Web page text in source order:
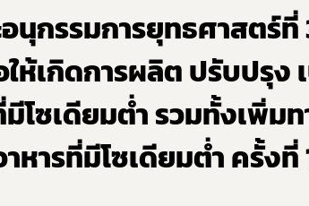
3. โครงสร้างหน่วยงาน
4. ข้อมูลผู้บริหาร
คำสั่งมอบอำนาจรองเลขาธิการคณะกรรมการอา
5. แผนยุทธศาสตร์และแผนพัฒนาหน่วยงาน
6. บุคลากร
3.
5.
6.
7.
8.
นุกรรมการยุทธศาสตร์ที่
ห้เกิดการผลิต ปรับปรุง
ซเดียมต่ำ รวมทั้งเพิ่มท
หารที่มีโซเดียมต่ำ ครั้งที่